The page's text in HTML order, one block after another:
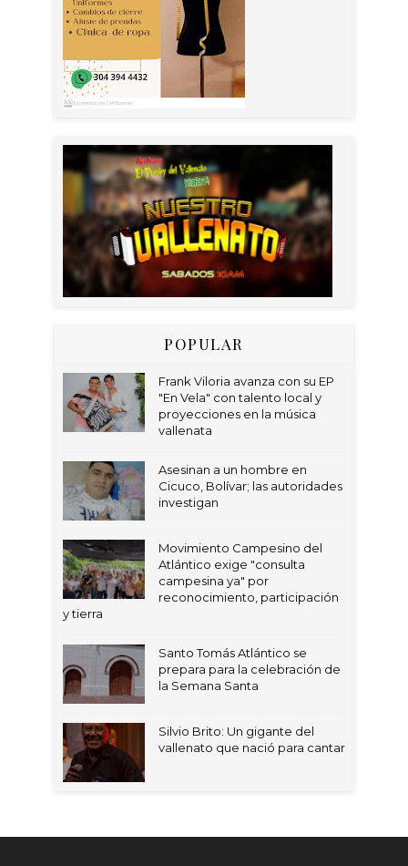
POPULAR
Frank Viloria avanza con su EP
"En Vela" con talento local y
proyecciones en la música
vallenata
Asesinan a un hombre en
Cicuco, Bolívar; las autoridades
investigan
Movimiento Campesino del
Atlántico exige "consulta
campesina ya" por
reconocimiento, participación
y tierra
Santo Tomás Atlántico se
prepara para la celebración de
la Semana Santa
Silvio Brito: Un gigante del
vallenato que nació para cantar